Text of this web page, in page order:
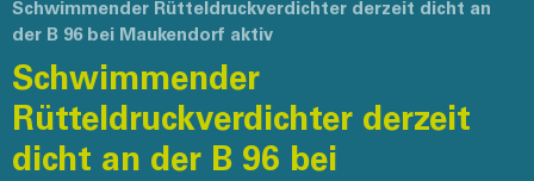
Schwimmender Rütteldruckverdichter derzeit dicht an
der B 96 bei Maukendorf aktiv
Schwimmender
Rütteldruckverdichter derzeit
dicht an der B 96 bei